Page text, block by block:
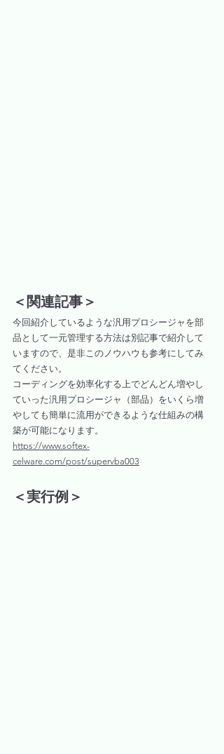
＜関連記事＞
今回紹介しているような汎用プロシージャを部
品として一元管理する方法は別記事で紹介して
いますので、是非このノウハウも参考にしてみ
てください。
コーディングを効率化する上でどんどん増やし
ていった汎用プロシージャ（部品）をいくら増
やしても簡単に流用ができるような仕組みの構
築が可能になります。
https://www.softex-
celware.com/post/supervba003
＜実行例＞